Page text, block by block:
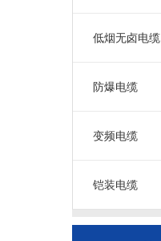
低烟无卤电缆
防爆电缆
变频电缆
铠装电缆